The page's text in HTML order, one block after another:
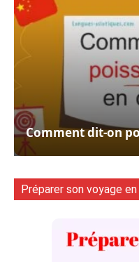
Comment dit-on
Préparer son voyage en